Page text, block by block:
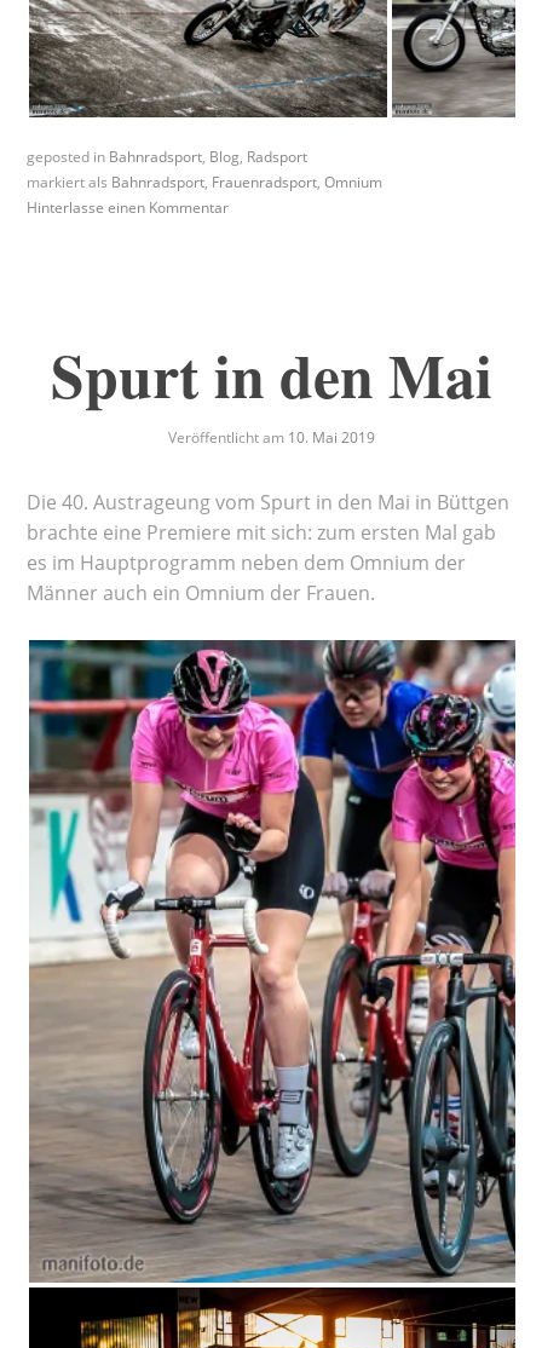
geposted in Bahnradsport, Blog, Radsport
markiert als Bahnradsport, Frauenradsport,Omnium
Hinterlasse einen Kommentar
Spurt in den Mai
Veröffentlicht am 10. Mai 2019
Die 40. Austrageung vom Spurt in den Mai in Büttgen
brachte eine Premiere mit sich: zum ersten Mal gab
es im Hauptprogramm neben dem Omnium der
Männer auch ein Omnium der Frauen.